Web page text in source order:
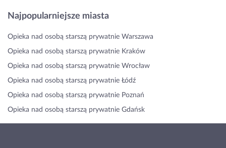
Najpopularniejsze miasta
Opieka nad osobą starszą prywatnie Warszawa
Opieka nad osobą starszą prywatnie Kraków
Opieka nad osobą starszą prywatnie Wrocław
Opieka nad osobą starszą prywatnie Łódź
Opieka nad osobą starszą prywatnie Poznań
Opieka nad osobą starszą prywatnie Gdańsk